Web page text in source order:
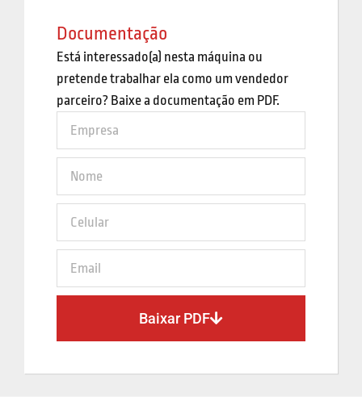
Documentação
Está interessado(a) nesta máquina ou
pretende trabalhar ela como um vendedor
parceiro? Baixe a documentação em PDF.
Baixar PDF